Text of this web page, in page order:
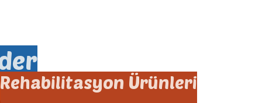
Rehabilitasyon Ürünleri